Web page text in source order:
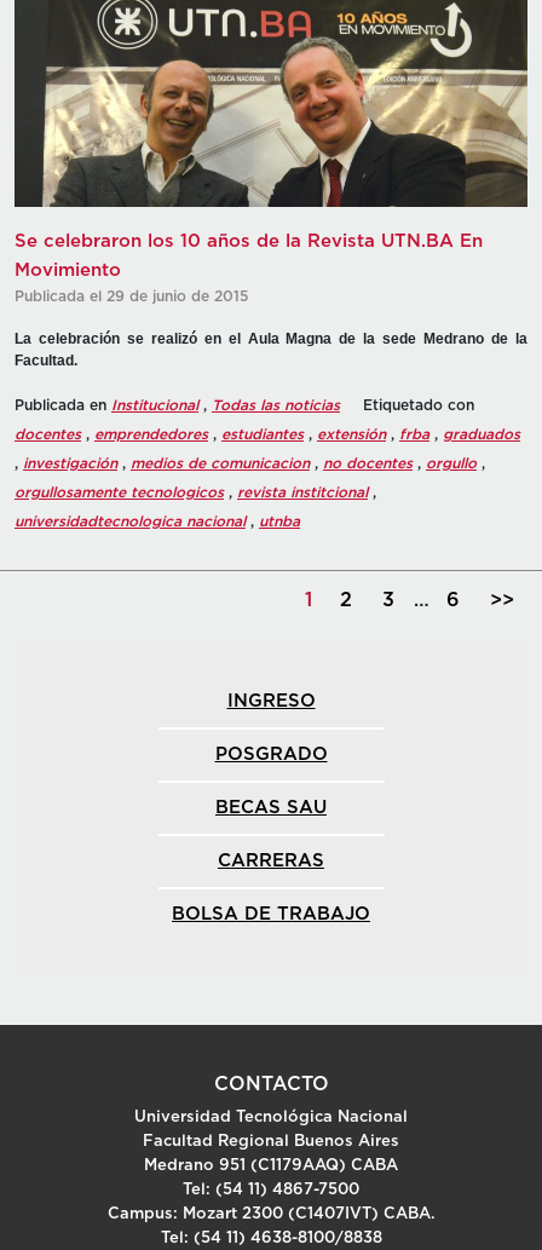
Se celebraron los 10 años de la Revista UTN.BA En
Movimiento
Publicada el 29 de junio de 2015
La celebración se realizó en el Aula Magna de la sede Medrano de la
Facultad.
Publicada en Institucional, Todas las noticias
Etiquetado con
docentes, emprendedores, estudiantes, extensión, frba, graduados
, investigación, medios de comunicacion, no docentes, orgullo,
orgullosamente tecnologicos, revista institcional,
universidadtecnologica nacional, utnba
1 2 3 … 6 >>
INGRESO
POSGRADO
BECAS SAU
CARRERAS
BOLSA DE TRABAJO
CONTACTO
Universidad Tecnológica Nacional
Facultad Regional Buenos Aires
Medrano 951 (C1179AAQ) CABA
Tel: (54 11) 4867-7500
Campus: Mozart 2300 (C1407IVT) CABA.
Tel: (54 11) 4638-8100/8838